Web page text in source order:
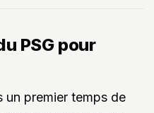
PSG pour
un premier temps de